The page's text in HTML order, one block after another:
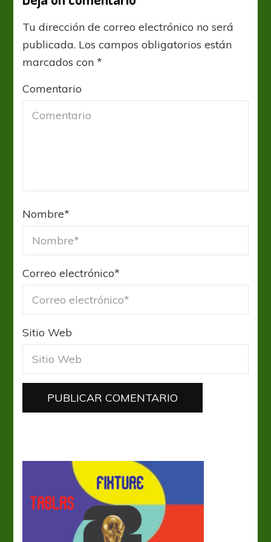
Tu dirección de correo electrónico no será
publicada. Los campos obligatorios están
marcados con*
Comentario
Nombre*
Correo electrónico*
Sitio Web